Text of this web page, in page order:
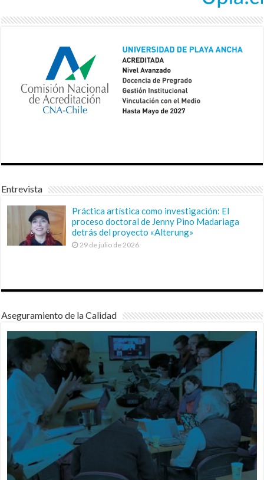
Entrevista
Práctica artística como investigación: El
proceso doctoral de Jenny Pino Madariaga
detrás del proyecto «Alterung»
29 de julio de 2026
Aseguramiento de la Calidad